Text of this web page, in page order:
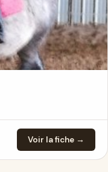
Voir la fiche →